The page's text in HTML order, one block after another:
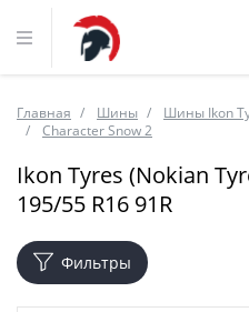
Главная Шины
Шины Ikon
Character Snow 2
Ikon Tyres (Nokian
195/55 R16 91R
Фильтры